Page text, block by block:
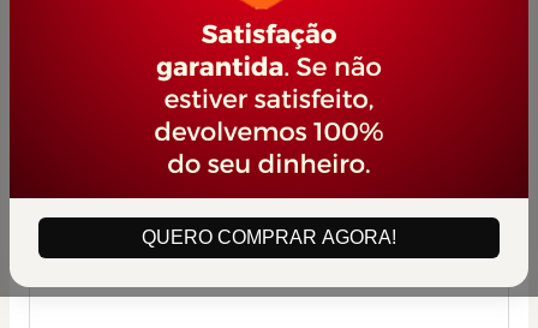
QUERO COMPRAR AGORA!
🇺🇸 Change country
EXCEL PROFISSIONAL
Author: PORTAL JOVEM EMPREENDEDOR
$42.00
(+ applicable taxes. Click herefor more
information)